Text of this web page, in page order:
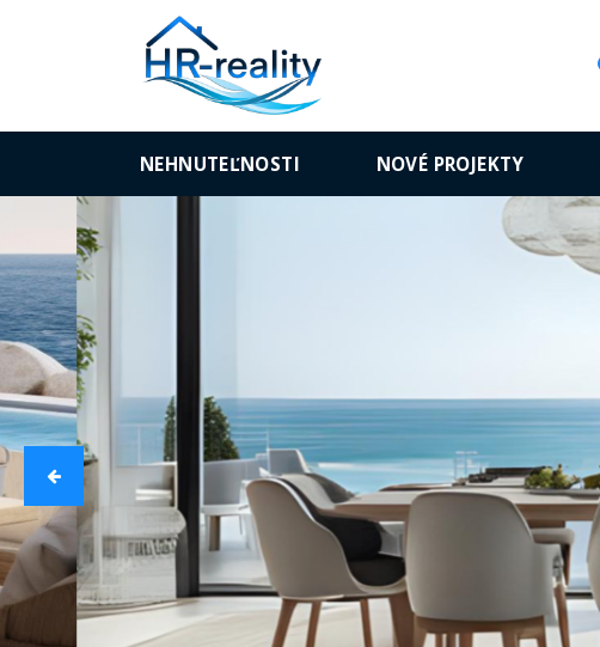
NEHNUTEĽNOSTI NOVÉ PROJEKTY